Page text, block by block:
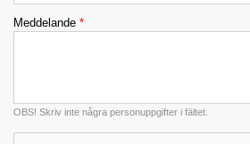
Meddelande*
OBS! Skriv inte några personuppgifter i fältet.